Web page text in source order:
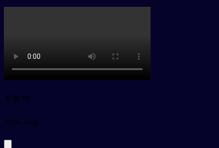
不客气
pybú kèqi